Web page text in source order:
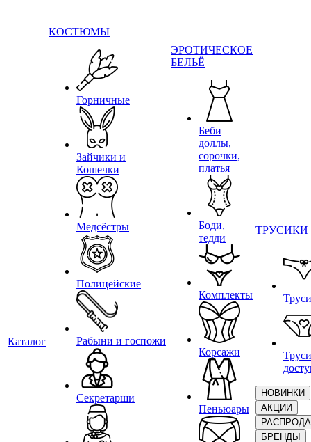
Каталог
КОСТЮМЫ
Горничные
Зайчики и
Кошечки
Медсёстры
Полицейские
Рабыни и госпожи
Секретарши
ЭРОТИЧЕСКОЕ
БЕЛЬЁ
Беби
доллы,
сорочки,
платья
Боди,
тедди
Комплекты
Корсажи
Пеньюары
ТРУСИКИ
НОВИНКИ
АКЦИИ
БРЕНДЫ